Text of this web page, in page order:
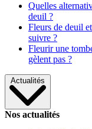
Quelles
deuil ?
Fleurs de deuil
suivre ?
Fleurir une
gèlent pas ?
Actualités
Nos actualités